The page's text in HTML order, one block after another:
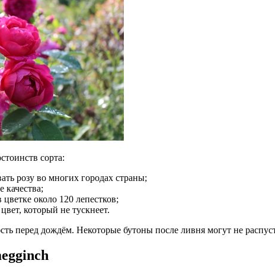
сорта:
розу во многих городах страны;
качества;
около 120 лепестков;
который не тускнеет.
перед дождём. Некоторые бутоны после ливня могут не